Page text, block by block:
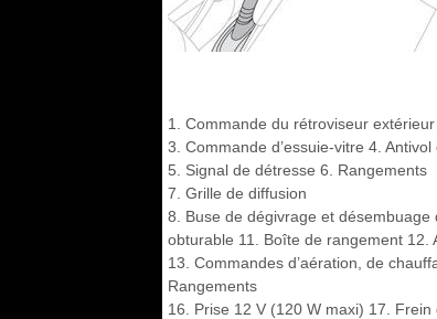
1. Commande du rétroviseur
3. Commande d’essuie-vitre 4.
5. Signal de détresse 6. Rangements
7. Grille de diffusion
8. Buse de dégivrage et
obturable 11. Boîte de rangement 12.
13. Commandes d’aération, de
Rangements
16. Prise 12 V (120 W maxi) 17.